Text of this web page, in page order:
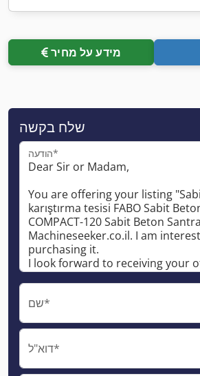
מידע על מחיר
שלח בקשה
הודעה*
שם*
דוא"ל*